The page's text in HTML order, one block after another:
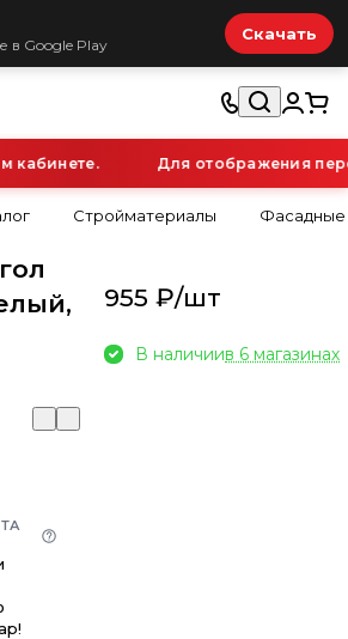
Google Play
Скачать
Для отображения
Стройматериалы Фасадные
955 ₽/шт
В наличиив 6 магазинах